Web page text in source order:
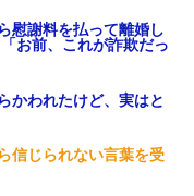
慰謝料を払って離婚し
お前、これが詐欺だっ
かわれたけど、実はと
信じられない言葉を受